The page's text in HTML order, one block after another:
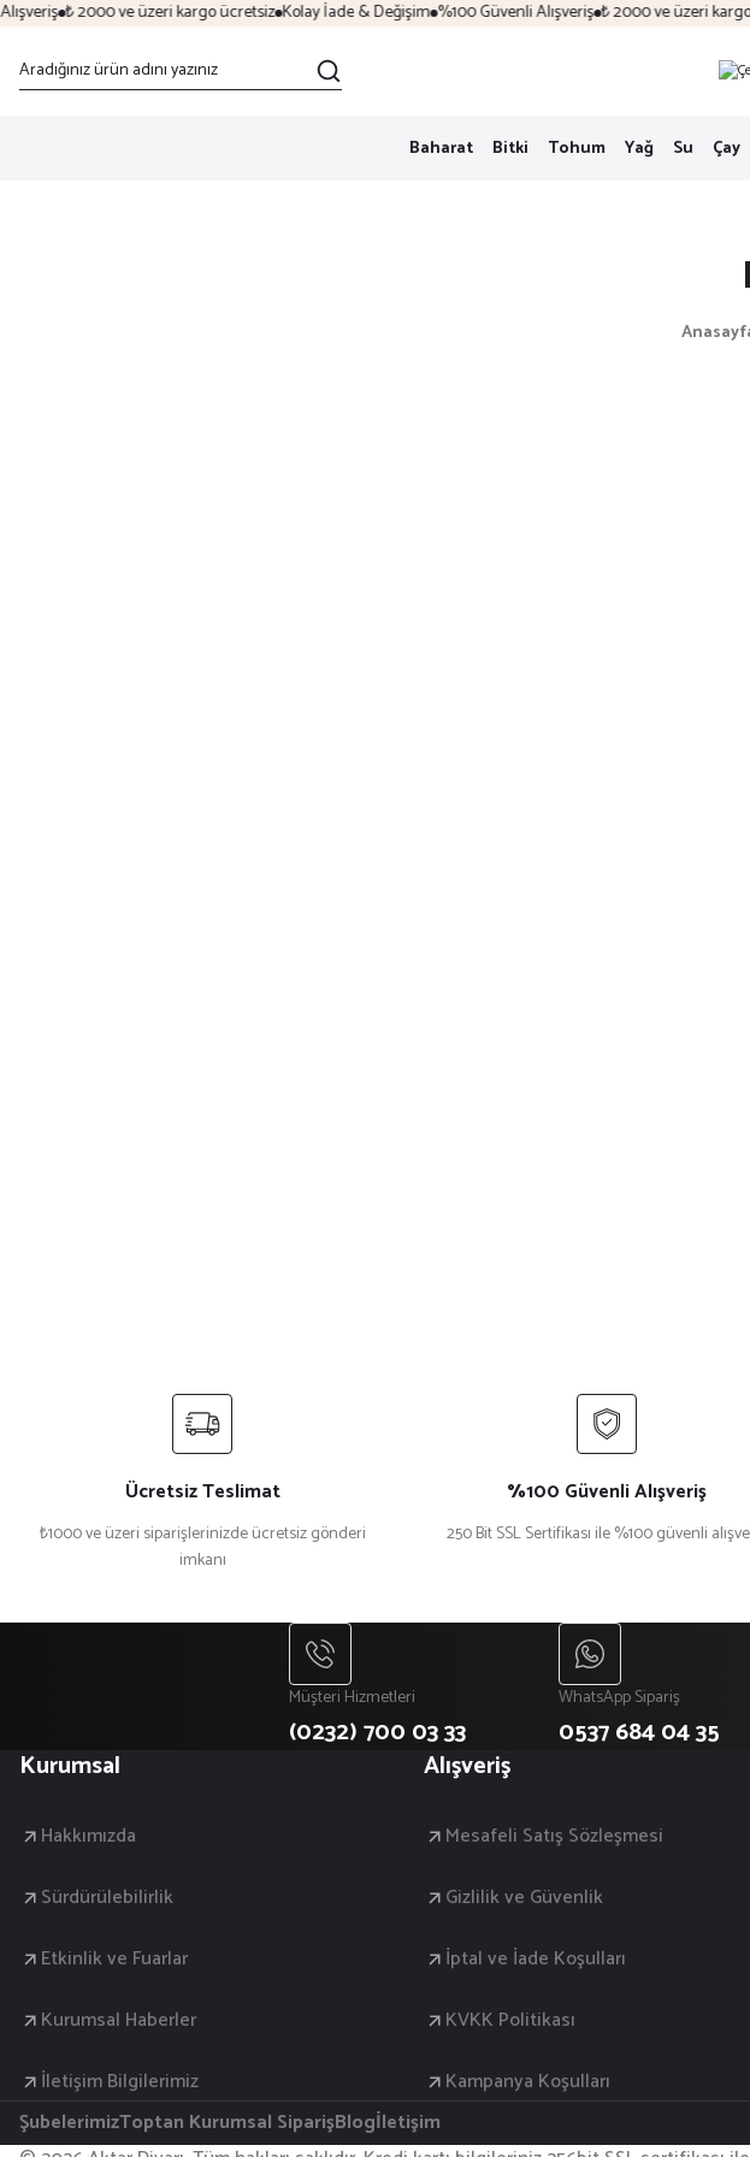
₺ 2000 ve üzeri kargo ücretsiz Kolay İade & Değişim %100 Güvenli Alışveriş ₺ 2000 ve üzeri kargo
Baharat Bitki Tohum Yağ Su Çay
Ücretsiz Teslimat
₺1000 ve üzeri siparişlerinizde ücretsiz gönderi
imkanı
%100 Güvenli Alışveriş
250 Bit SSL Sertifikası ile %100 güvenli
Müşteri Hizmetleri
(0232) 700 03 33
WhatsApp Sipariş
0537 684 04 35
Kurumsal
Hakkımızda
Sürdürülebilirlik
Etkinlik ve Fuarlar
Kurumsal Haberler
İletişim Bilgilerimiz
Alışveriş
Mesafeli Satış Sözleşmesi
Gizlilik ve Güvenlik
İptal ve İade Koşulları
KVKK Politikası
Kampanya Koşulları
ŞubelerimizToptan Kurumsal SiparişBlogİletişim